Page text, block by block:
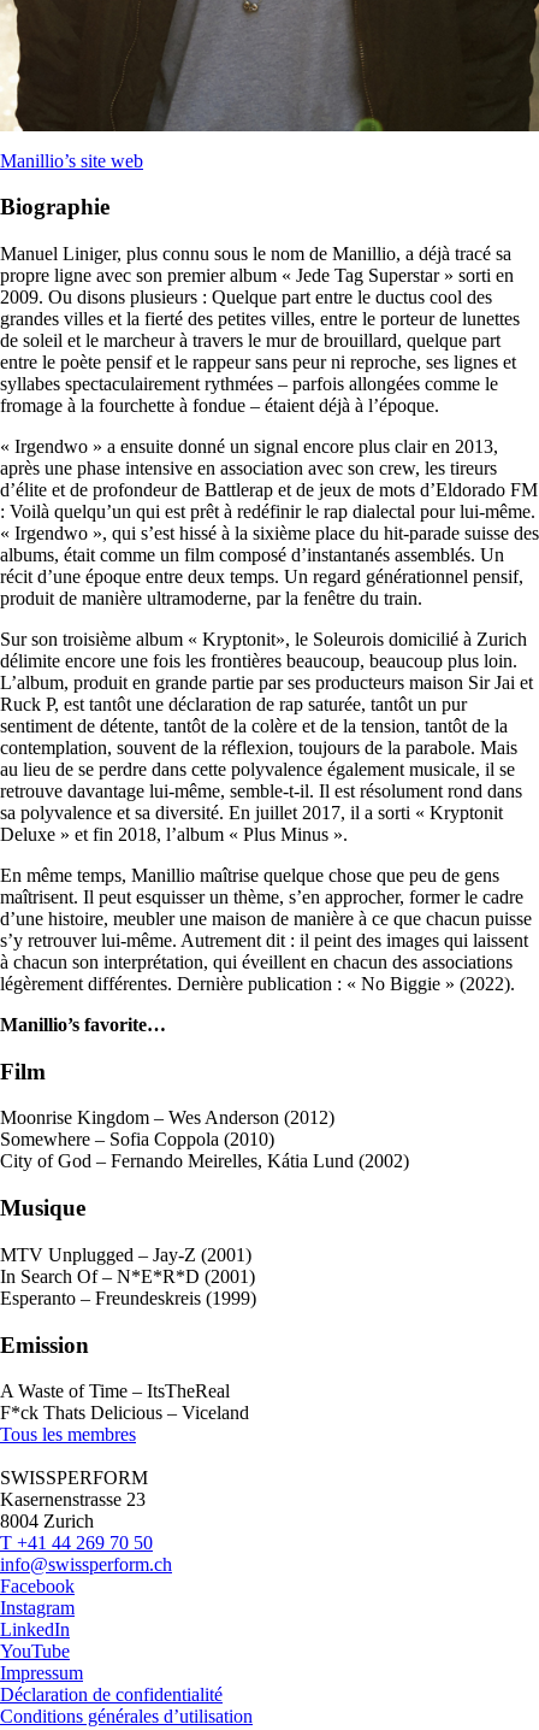
Manillio’s site web
Biographie
Manuel Liniger, plus connu sous le nom de Manillio, a déjà tracé sa
propre ligne avec son premier album « Jede Tag Superstar » sorti en
2009. Ou disons plusieurs : Quelque part entre le ductus cool des
grandes villes et la fierté des petites villes, entre le porteur de lunettes
de soleil et le marcheur à travers le mur de brouillard, quelque part
entre le poète pensif et le rappeur sans peur ni reproche, ses lignes et
syllabes spectaculairement rythmées – parfois allongées comme le
fromage à la fourchette à fondue – étaient déjà à l’époque.
« Irgendwo » a ensuite donné un signal encore plus clair en 2013,
après une phase intensive en association avec son crew, les tireurs
d’élite et de profondeur de Battlerap et de jeux de mots d’Eldorado FM
: Voilà quelqu’un qui est prêt à redéfinir le rap dialectal pour lui-même.
« Irgendwo », qui s’est hissé à la sixième place du hit-parade suisse des
albums, était comme un film composé d’instantanés assemblés. Un
récit d’une époque entre deux temps. Un regard générationnel pensif,
produit de manière ultramoderne, par la fenêtre du train.
Sur son troisième album « Kryptonit», le Soleurois domicilié à Zurich
délimite encore une fois les frontières beaucoup, beaucoup plus loin.
L’album, produit en grande partie par ses producteurs maison Sir Jai et
Ruck P, est tantôt une déclaration de rap saturée, tantôt un pur
sentiment de détente, tantôt de la colère et de la tension, tantôt de la
contemplation, souvent de la réflexion, toujours de la parabole. Mais
au lieu de se perdre dans cette polyvalence également musicale, il se
retrouve davantage lui-même, semble-t-il. Il est résolument rond dans
sa polyvalence et sa diversité. En juillet 2017, il a sorti « Kryptonit
Deluxe » et fin 2018, l’album « Plus Minus ».
En même temps, Manillio maîtrise quelque chose que peu de gens
maîtrisent. Il peut esquisser un thème, s’en approcher, former le cadre
d’une histoire, meubler une maison de manière à ce que chacun puisse
s’y retrouver lui-même. Autrement dit : il peint des images qui laissent
à chacun son interprétation, qui éveillent en chacun des associations
légèrement différentes. Dernière publication : « No Biggie » (2022).
Manillio’s favorite…
Film
Moonrise Kingdom – Wes Anderson (2012)
Somewhere – Sofia Coppola (2010)
City of God – Fernando Meirelles, Kátia Lund (2002)
Musique
MTV Unplugged – Jay-Z (2001)
In Search Of – N*E*R*D (2001)
Esperanto – Freundeskreis (1999)
Emission
A Waste of Time – ItsTheReal
F*ck Thats Delicious – Viceland
Tous les membres
SWISSPERFORM
Kasernenstrasse 23
8004 Zurich
T +41 44 269 70 50
info@swissperform.ch
Facebook
Instagram
LinkedIn
YouTube
Impressum
Déclaration de confidentialité
Conditions générales d’utilisation